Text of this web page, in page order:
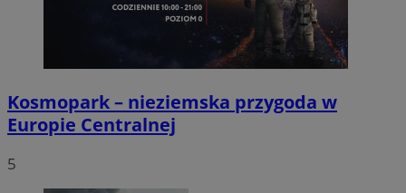
Kosmopark – nieziemska przygoda w
Europie Centralnej
5